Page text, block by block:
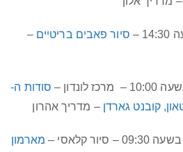
סיור פאבים בריטיים –
סודות ה-
– מדריך אהרון
מארמון